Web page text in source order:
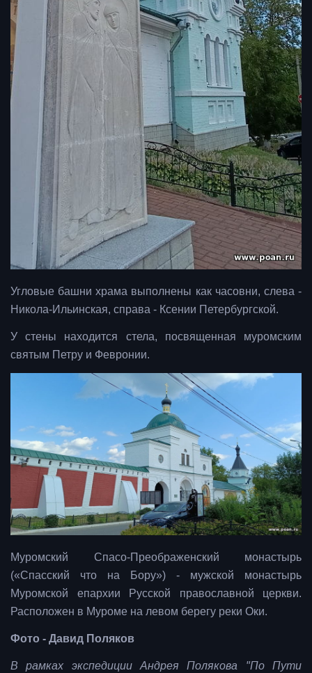
Угловые башни храма выполнены как часовни, слева -
Никола-Ильинская, справа - Ксении Петербургской.
У стены находится стела, посвященная муромским
святым Петру и Февронии.
Муромский Спасо-Преображенский монастырь
(«Спасский что на Бору») - мужской монастырь
Муромской епархии Русской православной церкви.
Расположен в Муроме на левом берегу реки Оки.
Фото - Давид Поляков
В рамках экспедиции Андрея Полякова "По Пути